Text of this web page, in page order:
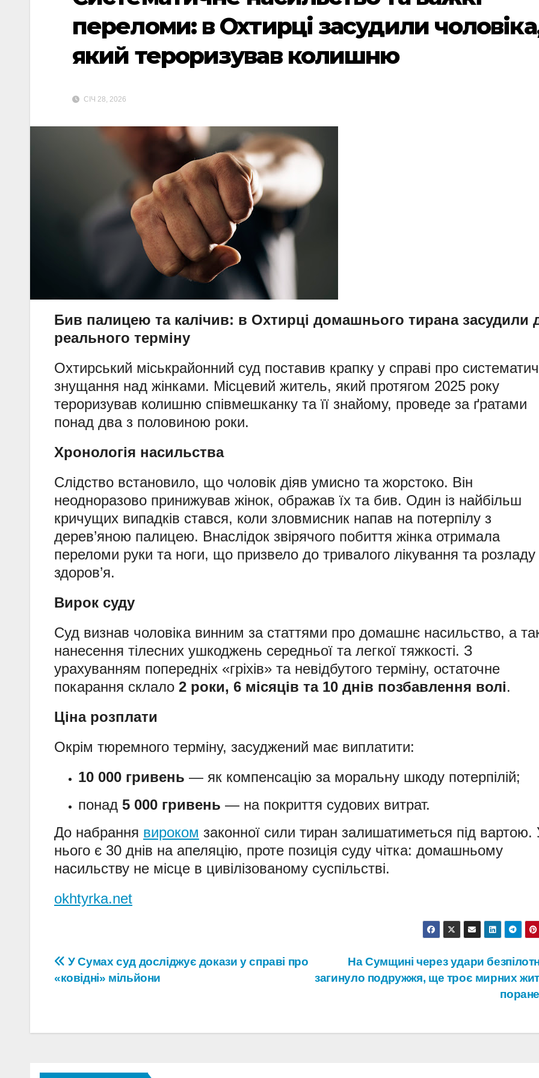
переломи: в Охтирці засудили
який тероризував колишню
СІЧ 28, 2026
Бив палицею та калічив: в Охтирці домашнього тирана засудили
реального терміну
Охтирський міськрайонний суд поставив крапку у справі про
знущання над жінками. Місцевий житель, який протягом 2025 року
тероризував колишню співмешканку та її знайому, проведе за ґратами
понад два з половиною роки.
Хронологія насильства
Слідство встановило, що чоловік діяв умисно та жорстоко. Він
неодноразово принижував жінок, ображав їх та бив. Один із найбільш
кричущих випадків стався, коли зловмисник напав на потерпілу з
дерев’яною палицею. Внаслідок звірячого побиття жінка отримала
переломи руки та ноги, що призвело до тривалого лікування та розладу
здоров’я.
Вирок суду
Суд визнав чоловіка винним за статтями про домашнє насильство, а
нанесення тілесних ушкоджень середньої та легкої тяжкості. З
урахуванням попередніх «гріхів» та невідбутого терміну, остаточне
покарання склало 2 роки, 6 місяців та 10 днів позбавлення волі.
Ціна розплати
Окрім тюремного терміну, засуджений має виплатити:
10 000 гривень — як компенсацію за моральну шкоду потерпілій;
понад 5 000 гривень — на покриття судових витрат.
До набрання вироком законної сили тиран залишатиметься під вартою.
нього є 30 днів на апеляцію, проте позиція суду чітка: домашньому
насильству не місце в цивілізованому суспільстві.
okhtyrka.net
Навігація
записів
На Сумщині через удари
загинуло подружжя, ще троє мирних
У Сумах суд досліджує докази у справі про
«ковідні» мільйони